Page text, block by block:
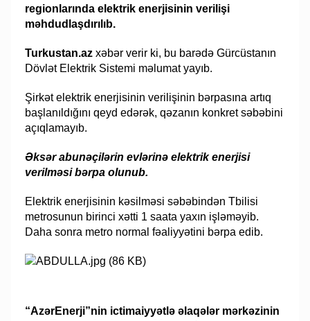
regionlarında elektrik enerjisinin verilişi
məhdudlaşdırılıb.
Turkustan.az xəbər verir ki, bu barədə Gürcüstanın
Dövlət Elektrik Sistemi məlumat yayıb.
Şirkət elektrik enerjisinin verilişinin bərpasına artıq
başlanıldığını qeyd edərək, qəzanın konkret səbəbini
açıqlamayıb.
Əksər abunəçilərin evlərinə elektrik enerjisi
verilməsi bərpa olunub.
Elektrik enerjisinin kəsilməsi səbəbindən Tbilisi
metrosunun birinci xətti 1 saata yaxın işləməyib.
Daha sonra metro normal fəaliyyətini bərpa edib.
“AzərEnerji”nin ictimaiyyətlə əlaqələr mərkəzinin